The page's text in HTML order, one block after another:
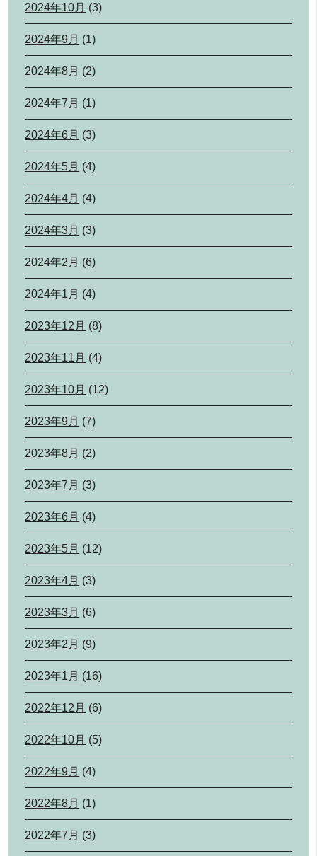
2024年10月 (3)
2024年9月 (1)
2024年8月 (2)
2024年7月 (1)
2024年6月 (3)
2024年5月 (4)
2024年4月 (4)
2024年3月 (3)
2024年2月 (6)
2024年1月 (4)
2023年12月 (8)
2023年11月 (4)
2023年10月 (12)
2023年9月 (7)
2023年8月 (2)
2023年7月 (3)
2023年6月 (4)
2023年5月 (12)
2023年4月 (3)
2023年3月 (6)
2023年2月 (9)
2023年1月 (16)
2022年12月 (6)
2022年10月 (5)
2022年9月 (4)
2022年8月 (1)
2022年7月 (3)